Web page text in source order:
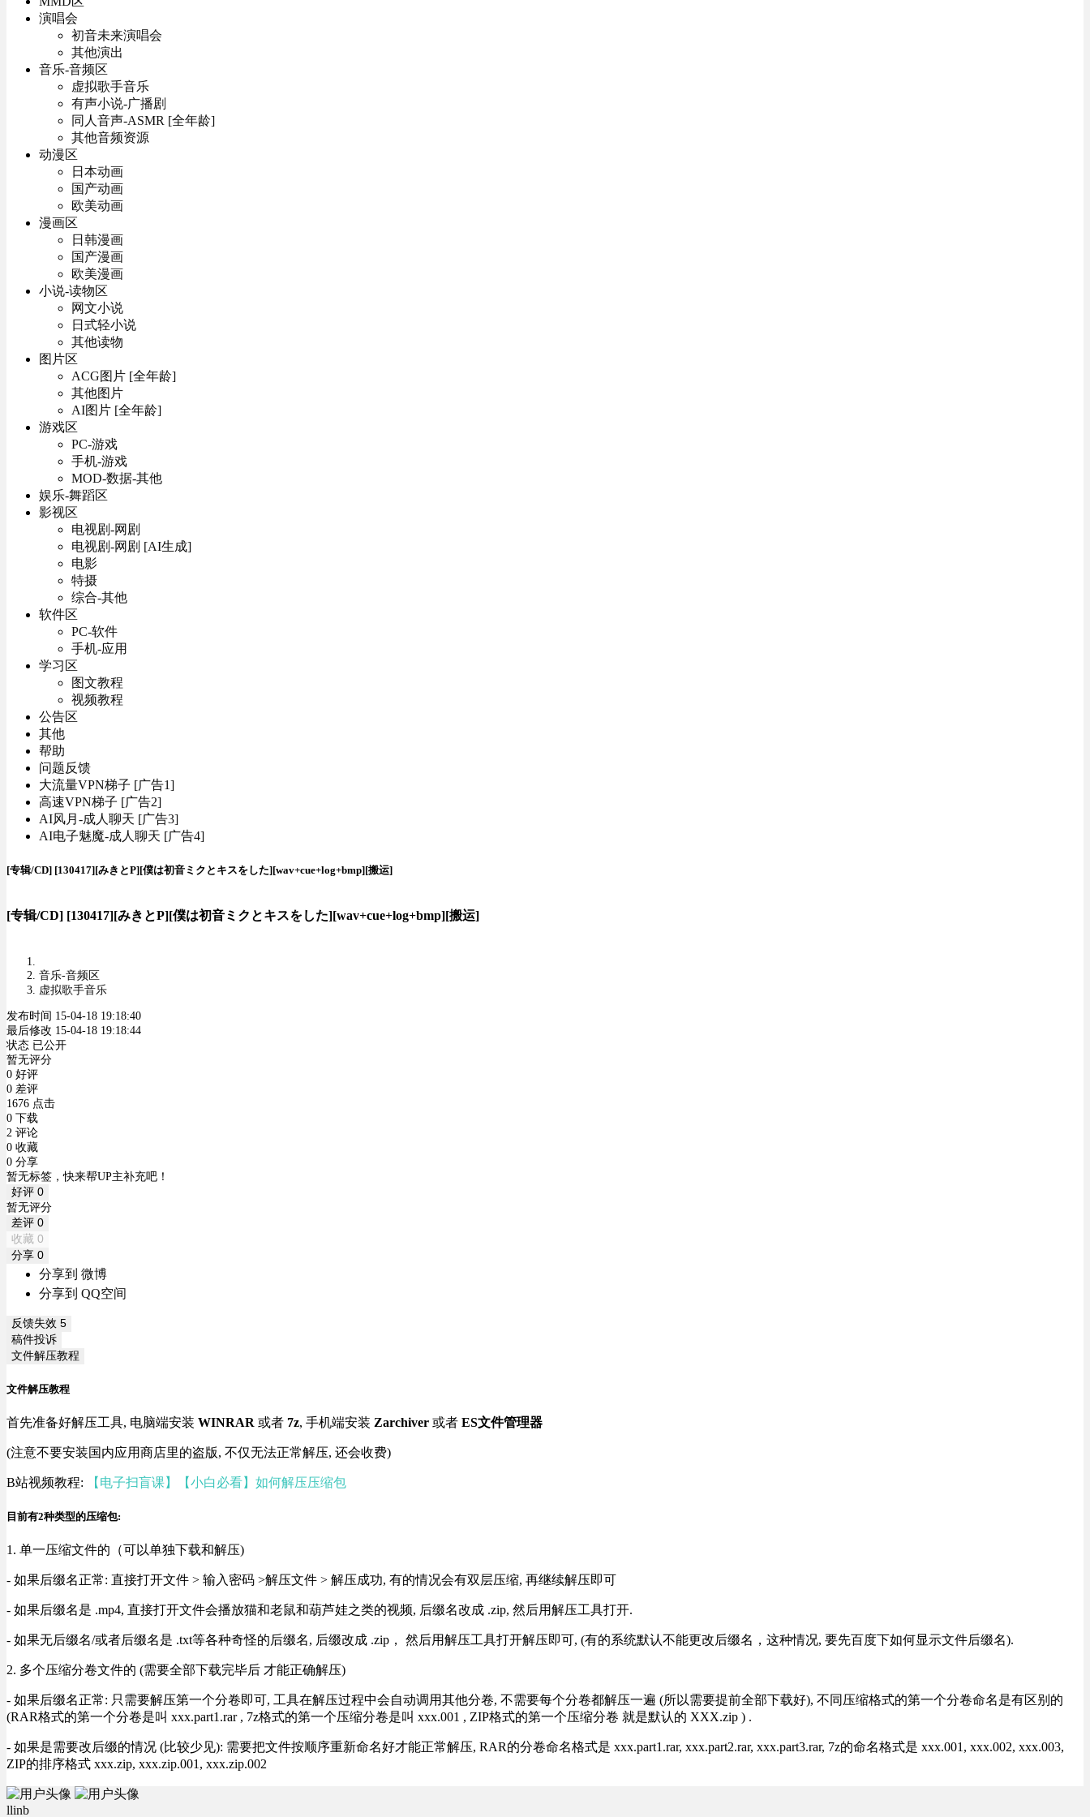
演唱会
初音未来演唱会
其他演出
音乐-音频区
虚拟歌手音乐
有声小说-广播剧
同人音声-ASMR [全年龄]
其他音频资源
动漫区
日本动画
国产动画
欧美动画
漫画区
日韩漫画
国产漫画
欧美漫画
小说-读物区
网文小说
日式轻小说
其他读物
图片区
ACG图片 [全年龄]
其他图片
AI图片 [全年龄]
游戏区
PC-游戏
手机-游戏
MOD-数据-其他
娱乐-舞蹈区
影视区
电视剧-网剧
电视剧-网剧 [AI生成]
电影
特摄
综合-其他
软件区
PC-软件
手机-应用
学习区
图文教程
视频教程
公告区
其他
帮助
问题反馈
大流量VPN梯子 [广告1]
高速VPN梯子 [广告2]
AI风月-成人聊天 [广告3]
AI电子魅魔-成人聊天 [广告4]
[专辑/CD] [130417][みきとP][僕は初音ミクとキスをした][wav+cue+log+bmp][搬运]
[专辑/CD] [130417][みきとP][僕は初音ミクとキスをした][wav+cue+log+bmp][搬运]
音乐-音频区
虚拟歌手音乐
发布时间 15-04-18 19:18:40
最后修改 15-04-18 19:18:44
状态 已公开
暂无评分
0 好评
0 差评
1676 点击
0 下载
2 评论
0 收藏
0 分享
暂无标签，快来帮UP主补充吧！
好评 0
暂无评分
差评 0
收藏 0
分享 0
分享到 微博
分享到 QQ空间
反馈失效 5
稿件投诉
文件解压教程
文件解压教程
首先准备好解压工具, 电脑端安装 WINRAR 或者 7z, 手机端安装 Zarchiver 或者 ES文件管理器
(注意不要安装国内应用商店里的盗版, 不仅无法正常解压, 还会收费)
B站视频教程: 【电子扫盲课】【小白必看】如何解压压缩包
目前有2种类型的压缩包:
1. 单一压缩文件的（可以单独下载和解压)
- 如果后缀名正常: 直接打开文件 > 输入密码 >解压文件 > 解压成功, 有的情况会有双层压缩, 再继续解压即可
- 如果后缀名是 .mp4, 直接打开文件会播放猫和老鼠和葫芦娃之类的视频, 后缀名改成 .zip, 然后用解压工具打开.
- 如果无后缀名/或者后缀名是 .txt等各种奇怪的后缀名, 后缀改成 .zip， 然后用解压工具打开解压即可, (有的系统默认不能更改后缀名，这种情况, 要先百度下如何显示文件后缀名).
2. 多个压缩分卷文件的 (需要全部下载完毕后 才能正确解压)
- 如果后缀名正常: 只需要解压第一个分卷即可, 工具在解压过程中会自动调用其他分卷, 不需要每个分卷都解压一遍 (所以需要提前全部下载好), 不同压缩格式的第一个分卷命名是有区别的
(RAR格式的第一个分卷是叫 xxx.part1.rar , 7z格式的第一个压缩分卷是叫 xxx.001 , ZIP格式的第一个压缩分卷 就是默认的 XXX.zip ) .
- 如果是需要改后缀的情况 (比较少见): 需要把文件按顺序重新命名好才能正常解压, RAR的分卷命名格式是 xxx.part1.rar, xxx.part2.rar, xxx.part3.rar, 7z的命名格式是 xxx.001, xxx.002, xxx.003,
ZIP的排序格式 xxx.zip, xxx.zip.001, xxx.zip.002
llinb